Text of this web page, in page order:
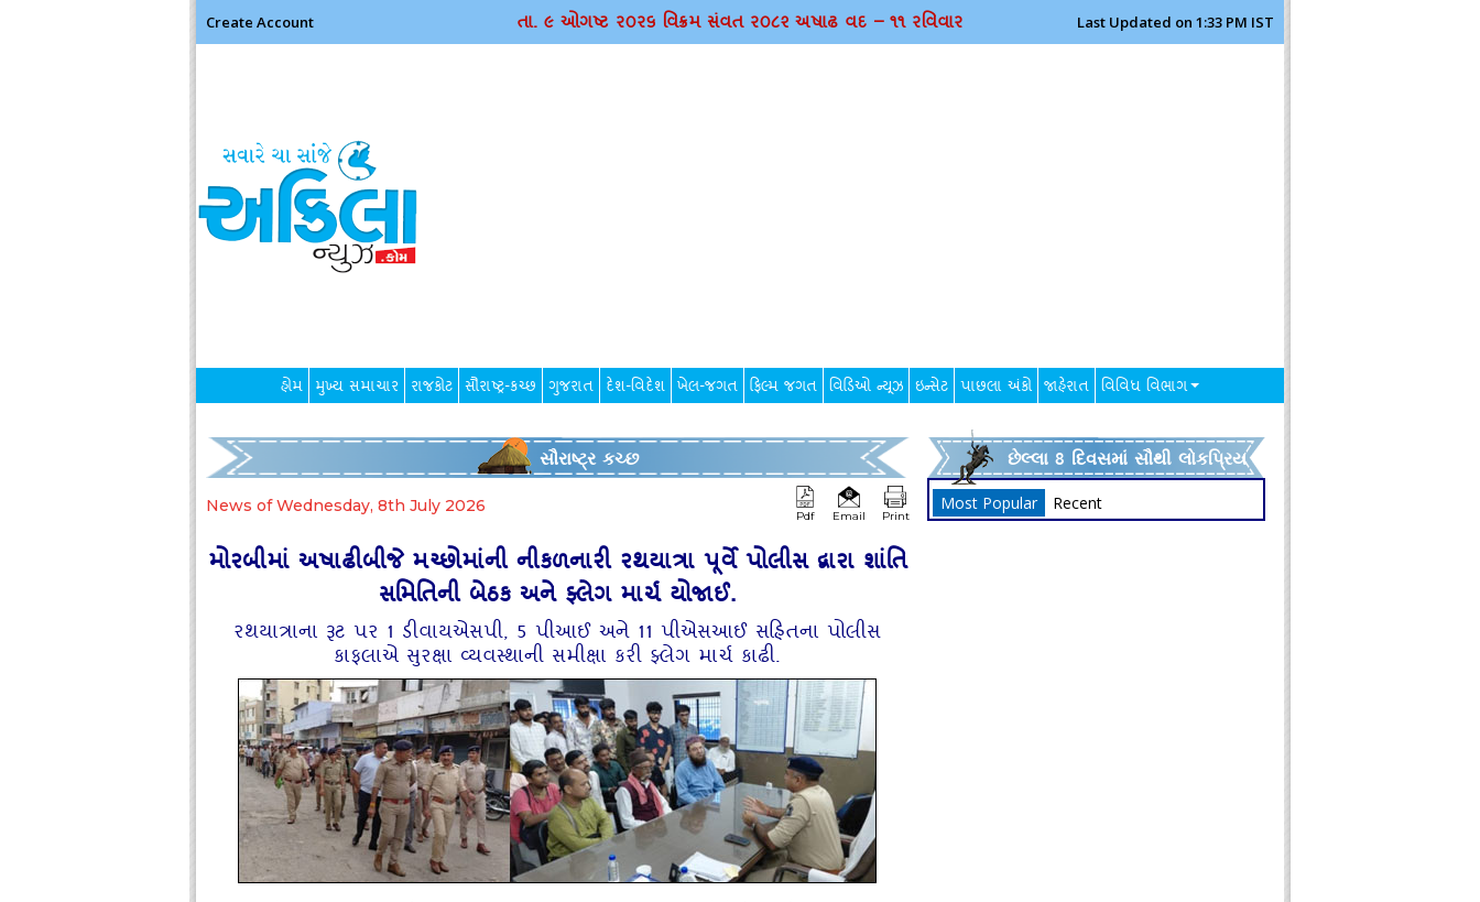
Create Account તા. ૯ ઓગષ્ટ ર૦ર૬ વિક્રમ સંવત ર૦૮૨ અષાઢ વદ – ૧૧ રવિવાર Last Updated on 1:33 PM IST
હોમ મુખ્ય સમાચાર રાજકોટ સૌરાષ્ટ્ર-કચ્છ ગુજરાત દેશ-વિદેશ ખેલ-જગત ફિલ્મ જગત વિડિઓ ન્યૂઝ ઇન્સેટ પાછલા અંકો જાહેરાત વિવિધ વિભાગ
સૌરાષ્ટ્ર કચ્છ
News of Wednesday, 8th July 2026
Pdf Email Print
મોરબીમાં અષાઢીબીજે મચ્છોમાંની નીકળનારી રથયાત્રા પૂર્વે પોલીસ દ્વારા શાંતિ
સમિતિની બેઠક અને ફ્લેગ માર્ચ યોજાઈ.
રથયાત્રાના રૂટ પર 1 ડીવાયએસપી, 5 પીઆઈ અને 11 પીએસઆઈ સહિતના પોલીસ
કાફલાએ સુરક્ષા વ્યવસ્થાની સમીક્ષા કરી ફ્લેગ માર્ચ કાઢી.
છેલ્લા 8 દિવસમાં સૌથી લોકપ્રિય
Most Popular Recent